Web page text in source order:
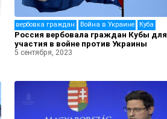
вербовка граждан Война в Украине Куба
Россия вербовала граждан Кубы для
участия в войне против Украины
5 сентября, 2023